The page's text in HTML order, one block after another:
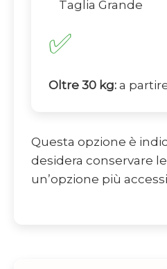
Taglia Grande
✅
Oltre 30 kg: a
Questa opzione è
desidera conservare
un’opzione più